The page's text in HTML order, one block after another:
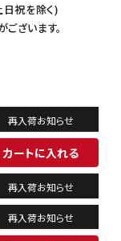
祝を除く)
ざいます。
再入荷お知らせ
カートに入れる
再入荷お知らせ
再入荷お知らせ